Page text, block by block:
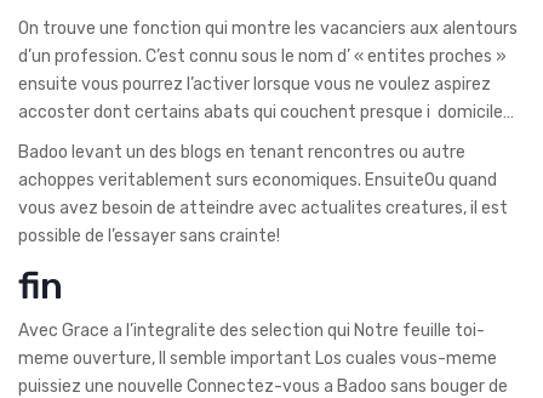
On trouve une fonction qui montre les vacanciers aux alentours
d’un profession. C’est connu sous le nom d’ « entites proches »
ensuite vous pourrez l’activer lorsque vous ne voulez aspirez
accoster dont certains abats qui couchent presque i domicile…
Badoo levant un des blogs en tenant rencontres ou autre
achoppes veritablement surs economiques. EnsuiteOu quand
vous avez besoin de atteindre avec actualites creatures, il est
possible de l’essayer sans crainte!
fin
Avec Grace a l’integralite des selection qui Notre feuille toi-
meme ouverture, Il semble important Los cuales vous-meme
puissiez une nouvelle Connectez-vous a Badoo sans bouger de